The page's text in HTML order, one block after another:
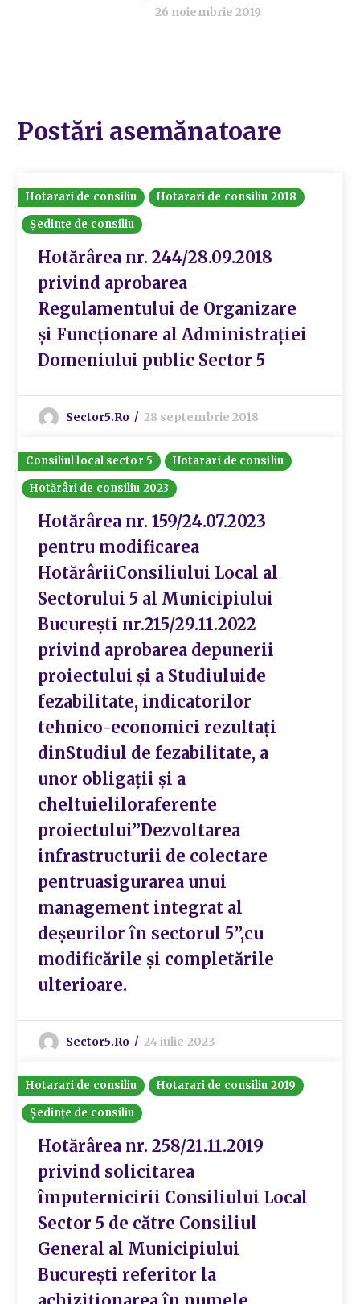
26 noiembrie 2019
Postări asemănatoare
Hotarari de consiliu
Hotarari de consiliu 2018
Ședințe de consiliu
Hotărârea nr. 244/28.09.2018
privind aprobarea
Regulamentului de Organizare
și Funcționare al Administrației
Domeniului public Sector 5
Sector5.ro 28 septembrie 2018
Consiliul local sector 5
Hotarari de consiliu
Hotărâri de consiliu 2023
Hotărârea nr. 159/24.07.2023
pentru modificarea
HotărâriiConsiliului Local al
Sectorului 5 al Municipiului
București nr.215/29.11.2022
privind aprobarea depunerii
proiectului și a Studiuluide
fezabilitate, indicatorilor
tehnico-economici rezultați
dinStudiul de fezabilitate, a
unor obligații și a
cheltuieliloraferente
proiectului”Dezvoltarea
infrastructurii de colectare
pentruasigurarea unui
management integrat al
deșeurilor în sectorul 5”,cu
modificările și completările
ulterioare.
Sector5.ro 24 iulie 2023
Hotarari de consiliu
Hotarari de consiliu 2019
Ședințe de consiliu
Hotărârea nr. 258/21.11.2019
privind solicitarea
împuternicirii Consiliului Local
Sector 5 de către Consiliul
General al Municipiului
București referitor la